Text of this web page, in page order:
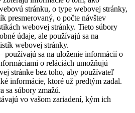
stránku, o type webovej stránky,
presmerovaný, o počte návštev
webovej stránky. Tieto súbory
údaje, ale používajú sa na
webovej stránky.
používajú sa na uloženie informácií o
o reláciách umožňujú
stránke bez toho, aby používateľ
informácie, ktoré už predtým zadal.
sa súbory zmažú.
vo vašom zariadení, kým ich